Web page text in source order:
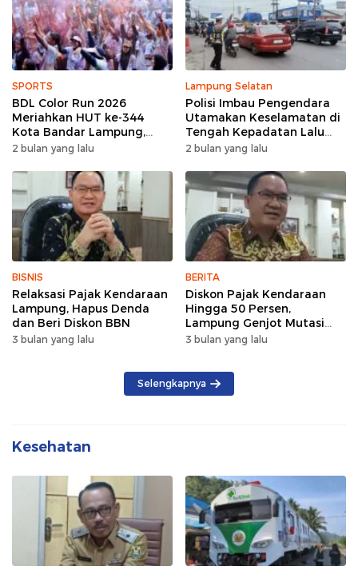
SPORTS
BDL Color Run 2026
Meriahkan HUT ke-344
Kota Bandar Lampung,
Wujud Semangat Sehat
2 bulan yang lalu
Lampung Selatan
Polisi Imbau Pengendara
Utamakan Keselamatan di
Tengah Kepadatan Lalu
Lintas Pagi Hari
2 bulan yang lalu
BISNIS
Relaksasi Pajak Kendaraan
Lampung, Hapus Denda
dan Beri Diskon BBN
3 bulan yang lalu
BERITA
Diskon Pajak Kendaraan
Hingga 50 Persen,
Lampung Genjot Mutasi
Kendaraan Luar Daerah
3 bulan yang lalu
Selengkapnya
Kesehatan